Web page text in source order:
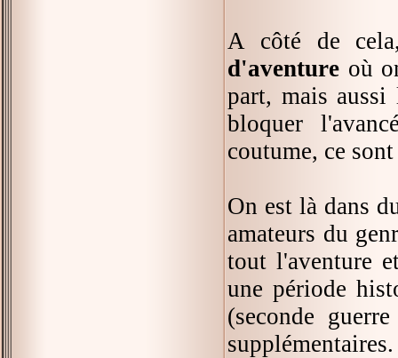
A côté de
d'aventure où
part, mais
bloquer
coutume, ce
On est là dans
amateurs du
tout l'aventure
une période
(seconde
supplémentaires.